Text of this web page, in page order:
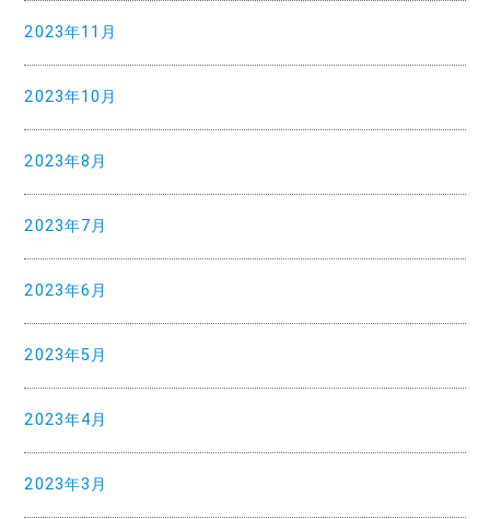
2023年11月
2023年10月
2023年8月
2023年7月
2023年6月
2023年5月
2023年4月
2023年3月